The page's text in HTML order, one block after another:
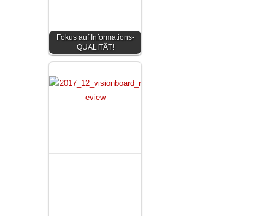
Fokus auf Informations-
QUALITÄT!